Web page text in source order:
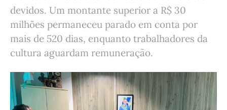
devidos. Um montante superior a R$ 30
milhões permaneceu parado em conta por
mais de 520 dias, enquanto trabalhadores da
cultura aguardam remuneração.